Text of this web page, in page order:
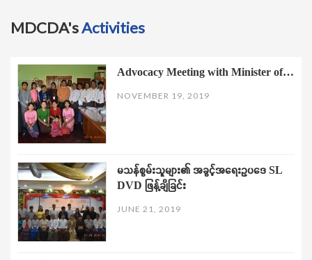
MDCDA'sActivities
Advocacy Meeting with Minister of…
NOVEMBER 19, 2019
မသန်စွမ်းသူများ၏ အခွင့်အရေးဥပဒေ SL
DVD ဖြန့်ချိခြင်း
JUNE 21, 2019